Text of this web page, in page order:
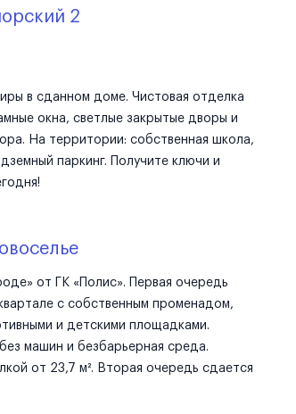
2
в сданном доме. Чистовая отделка
окна, светлые закрытые дворы и
На территории: собственная школа,
паркинг. Получите ключи и
от ГК «Полис». Первая очередь
с собственным променадом,
и детскими площадками.
машин и безбарьерная среда.
от 23,7 м². Вторая очередь сдается